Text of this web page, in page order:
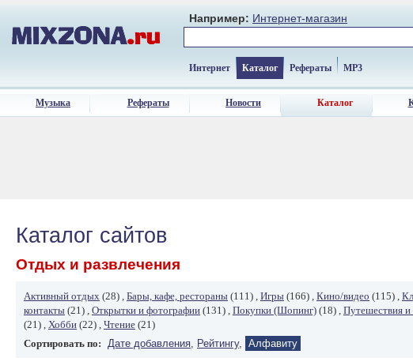
Например: Интернет-магазин
Интернет Каталог Рефераты MP3
Музыка Рефераты Новости Каталог
Каталог сайтов
Отдых и развлечения
Активный отдых (28) , Бары, кафе, рестораны (111) , Игры (166) , Кино/видео (115) ,
контакты (21) , Открытки и фотографии (131) , Покупки (Шопинг) (18) , Путешествия и
(21) , Хобби (22) , Чтение (21)
Сортировать по: Дате добавления, Рейтингу, Алфавиту